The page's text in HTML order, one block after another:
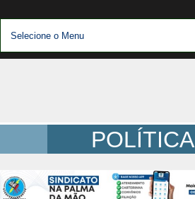
POLÍTICA